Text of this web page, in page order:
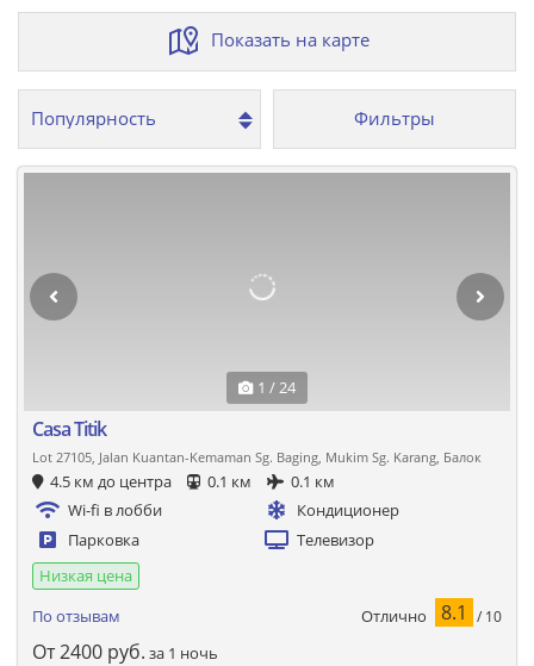
Показать на карте
Фильтры
1 / 24
Casa Titik
Lot 27105, Jalan Kuantan-Kemaman Sg. Baging, Mukim Sg. Karang, Балок
4.5 км до центра 0.1 км
0.1 км
Wi-fi в лобби
Кондиционер
Парковка
Телевизор
Низкая цена
По отзывам
Отлично 8.1 / 10
От2400 руб. за 1 ночь